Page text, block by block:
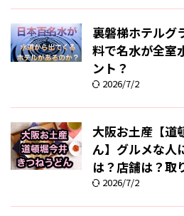
裏磐梯ホテルグ
料で名水が全室
ント？
2026/7/2
大阪お土産【道
ん】グルメな人
は？店舗は？取
2026/7/2